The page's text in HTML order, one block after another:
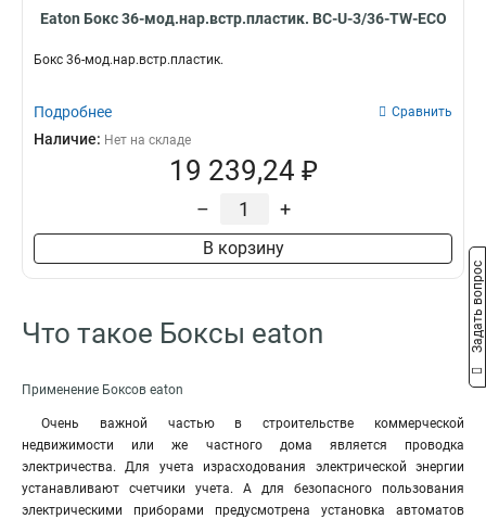
Eaton Бокс 36-мод.нар.встр.пластик. BC-U-3/36-TW-ECO
Бокс 36-мод.нар.встр.пластик.
Подробнее Сравнить
Наличие: Нет на складе
19 239,24 ₽
– +
В корзину
Что такое Боксы eaton
Применение Боксов eaton
Очень важной частью в строительстве коммерческой
недвижимости или же частного дома является проводка
электричества. Для учета израсходования электрической энергии
устанавливают счетчики учета. А для безопасного пользования
электрическими приборами предусмотрена установка автоматов
Задать вопрос